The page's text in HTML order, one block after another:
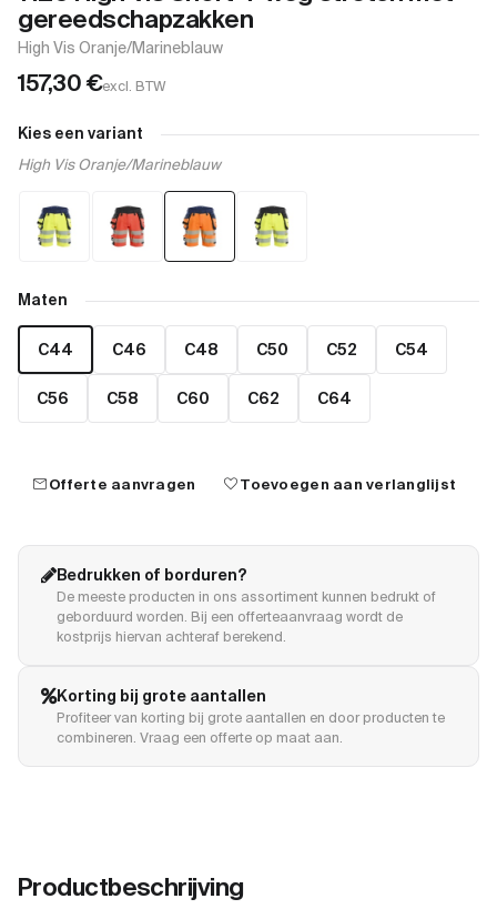
gereedschapzakken
High Vis Oranje/Marineblauw
157,30€excl. BTW
Kies een variant
High Vis Oranje/Marineblauw
Maten
C44 C46 C48 C50 C52 C54
C56 C58 C60 C62 C64
mailOfferte aanvragen favoriteToevoegen aan verlanglijst
Bedrukken of borduren?
De meeste producten in ons assortiment kunnen bedrukt of
geborduurd worden. Bij een offerteaanvraag wordt de
kostprijs hiervan achteraf berekend.
Korting bij grote aantallen
Profiteer van korting bij grote aantallen en door producten te
combineren. Vraag een offerte op maat aan.
Productbeschrijving